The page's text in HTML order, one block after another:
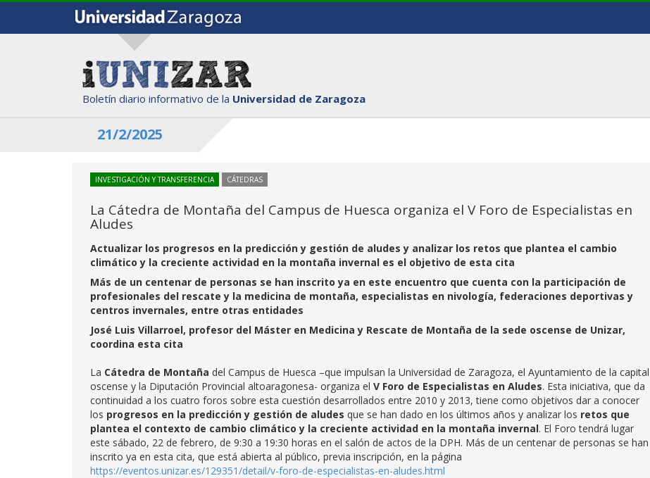
Boletín diario informativo de la Universidad de Zaragoza
21/2/2025
INVESTIGACIÓN Y TRANSFERENCIA CÁTEDRAS
La Cátedra de Montaña del Campus de Huesca organiza el V Foro de Especialistas en
Aludes
Actualizar los progresos en la predicción y gestión de aludes y analizar los retos que plantea el cambio
climático y la creciente actividad en la montaña invernal es el objetivo de esta cita
Más de un centenar de personas se han inscrito ya en este encuentro que cuenta con la participación de
profesionales del rescate y la medicina de montaña, especialistas en nivología, federaciones deportivas y
centros invernales, entre otras entidades
José Luis Villarroel, profesor del Máster en Medicina y Rescate de Montaña de la sede oscense de Unizar,
coordina esta cita
La Cátedra de Montaña del Campus de Huesca –que impulsan la Universidad de Zaragoza, el Ayuntamiento de la capital
oscense y la Diputación Provincial altoaragonesa- organiza el V Foro de Especialistas en Aludes. Esta iniciativa, que da
continuidad a los cuatro foros sobre esta cuestión desarrollados entre 2010 y 2013, tiene como objetivos dar a conocer
los progresos en la predicción y gestión de aludes que se han dado en los últimos años y analizar los retos que
plantea el contexto de cambio climático y la creciente actividad en la montaña invernal. El Foro tendrá lugar
este sábado, 22 de febrero, de 9:30 a 19:30 horas en el salón de actos de la DPH. Más de un centenar de personas se han
inscrito ya en esta cita, que está abierta al público, previa inscripción, en la página
https://eventos.unizar.es/129351/detail/v-foro-de-especialistas-en-aludes.html